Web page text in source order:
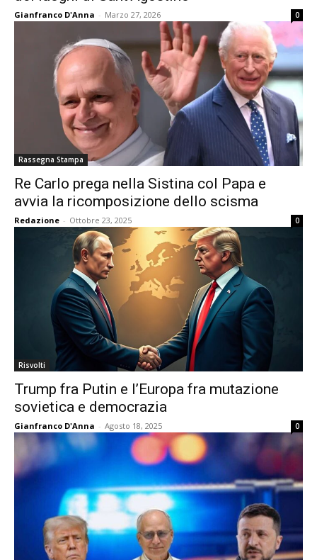
Gianfranco D'Anna - Marzo 27, 2026 0
Rassegna Stampa
Re Carlo prega nella Sistina col Papa e
avvia la ricomposizione dello scisma
Redazione - Ottobre 23, 2025 0
Risvolti
Trump fra Putin e l’Europa fra mutazione
sovietica e democrazia
Gianfranco D'Anna - Agosto 18, 2025 0